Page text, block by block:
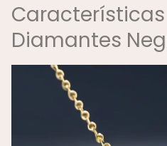
Diamantes